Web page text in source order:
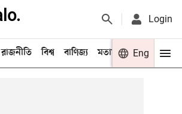
Login
রাজনীতি বিশ্ব বাণিজ্য মতামত খেলা
Eng